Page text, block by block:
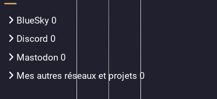
BlueSky 0
Discord 0
Mastodon 0
Mes autres réseaux et projets 0